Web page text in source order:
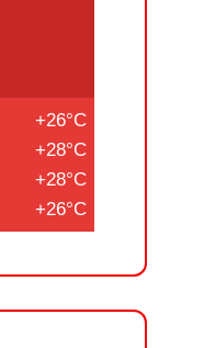
+26°C
+28°C
+28°C
+26°C